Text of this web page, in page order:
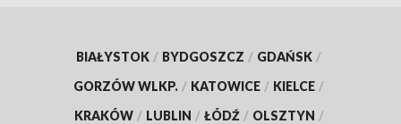
BIAŁYSTOK / BYDGOSZCZ / GDAŃSK /
GORZÓW WLKP. / KATOWICE / KIELCE /
KRAKÓW / LUBLIN / ŁÓDŹ / OLSZTYN /